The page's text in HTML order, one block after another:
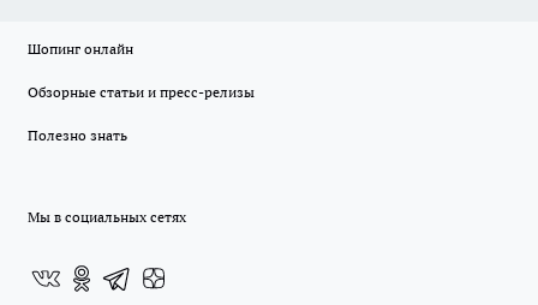
Шопинг онлайн
Обзорные статьи и пресс-релизы
Полезно знать
Мы в социальных сетях